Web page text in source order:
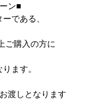
ン■
である、
ご購入の方に
ます。
渡しとなります